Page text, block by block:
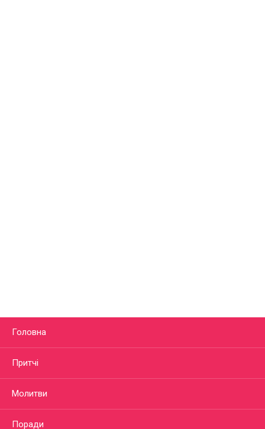
Головна
Притчі
Молитви
Поради